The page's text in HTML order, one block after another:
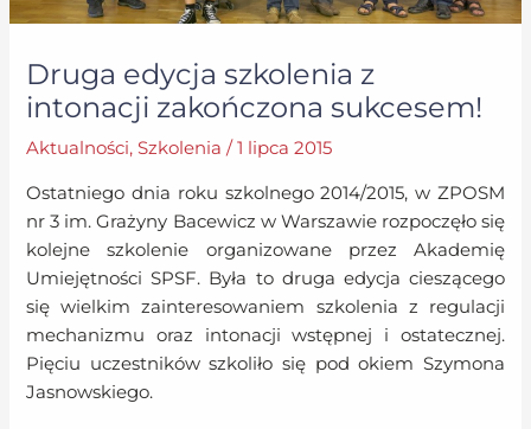
Druga edycja szkolenia z
intonacji zakończona sukcesem!
Aktualności,Szkolenia /1 lipca 2015
Ostatniego dnia roku szkolnego 2014/2015, w ZPOSM
nr 3 im. Grażyny Bacewicz w Warszawie rozpoczęło się
kolejne szkolenie organizowane przez Akademię
Umiejętności SPSF. Była to druga edycja cieszącego
się wielkim zainteresowaniem szkolenia z regulacji
mechanizmu oraz intonacji wstępnej i ostatecznej.
Pięciu uczestników szkoliło się pod okiem Szymona
Jasnowskiego.